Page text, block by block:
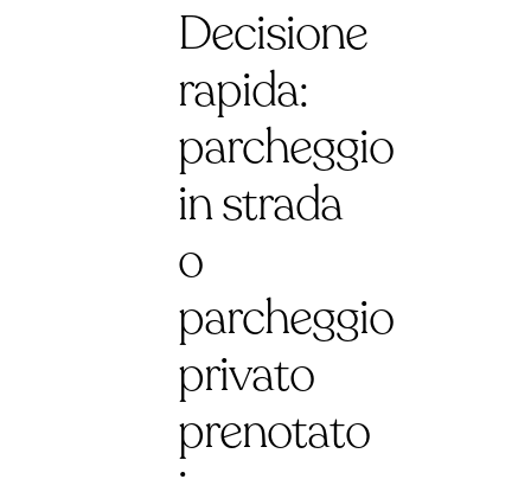
Decisione
rapida:
parcheggio
in strada
o
parcheggio
privato
prenotato